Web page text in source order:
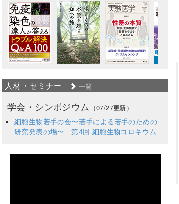
人材・セミナー 一覧
学会・シンポジウム （07/27更新）
細胞生物若手の会〜若手による若手のための
研究発表の場〜 第4回 細胞生物コロキウム